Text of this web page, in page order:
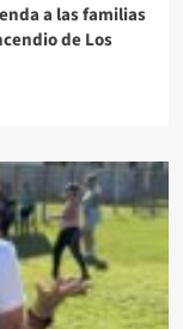
a las familias
de Los